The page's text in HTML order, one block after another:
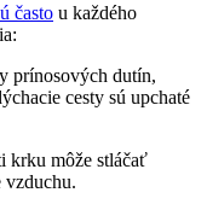
často u každého
prínosových dutín,
cesty sú upchaté
krku ​môže stláčať
vzduchu.